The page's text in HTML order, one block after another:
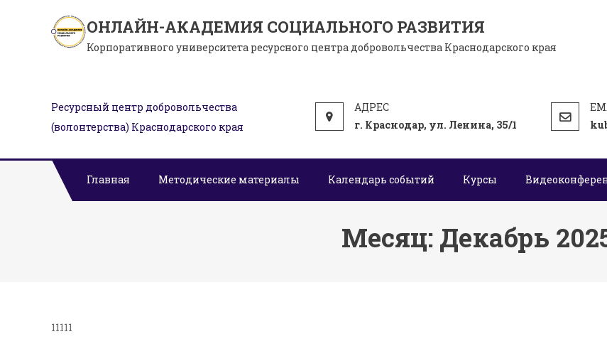
ОНЛАЙН-АКАДЕМИЯ СОЦИАЛЬНОГО РАЗВИТИЯ
Корпоративного университета ресурсного центра добровольчества Краснодарского края
Ресурсный центр добровольчества
(волонтерства) Краснодарского края
г. Краснодар, ул. Ленина, 35/1
Главная Методические материалы Календарь событий Курсы
Месяц: Декабрь
11111